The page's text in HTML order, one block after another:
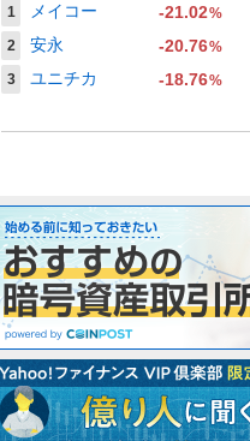
1 メイコー -21.02%
2
安永 -20.76%
3
ユニチカ -18.76%